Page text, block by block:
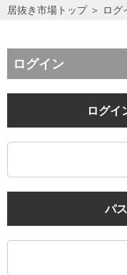
居抜き市場トップ＞ ログ
ログイン
ログイ
パ